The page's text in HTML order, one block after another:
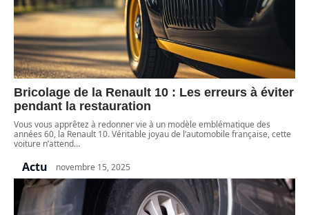
Bricolage de la Renault 10 : Les erreurs à éviter
pendant la restauration
Vous vous apprêtez à redonner vie à un modèle emblématique des
années 60, la Renault 10. Véritable joyau de l’automobile française, cette
voiture n’attend…
Actu novembre 15, 2025